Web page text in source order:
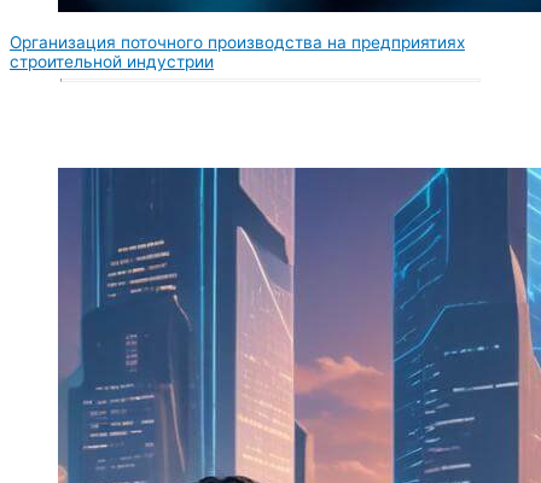
Организация поточного производства на предприятиях
строительной индустрии